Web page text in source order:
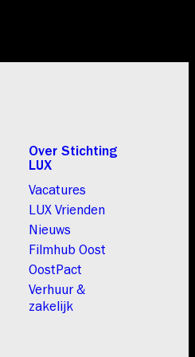
Over Stichting
LUX
Vacatures
LUX Vrienden
Nieuws
Filmhub Oost
OostPact
Verhuur &
zakelijk